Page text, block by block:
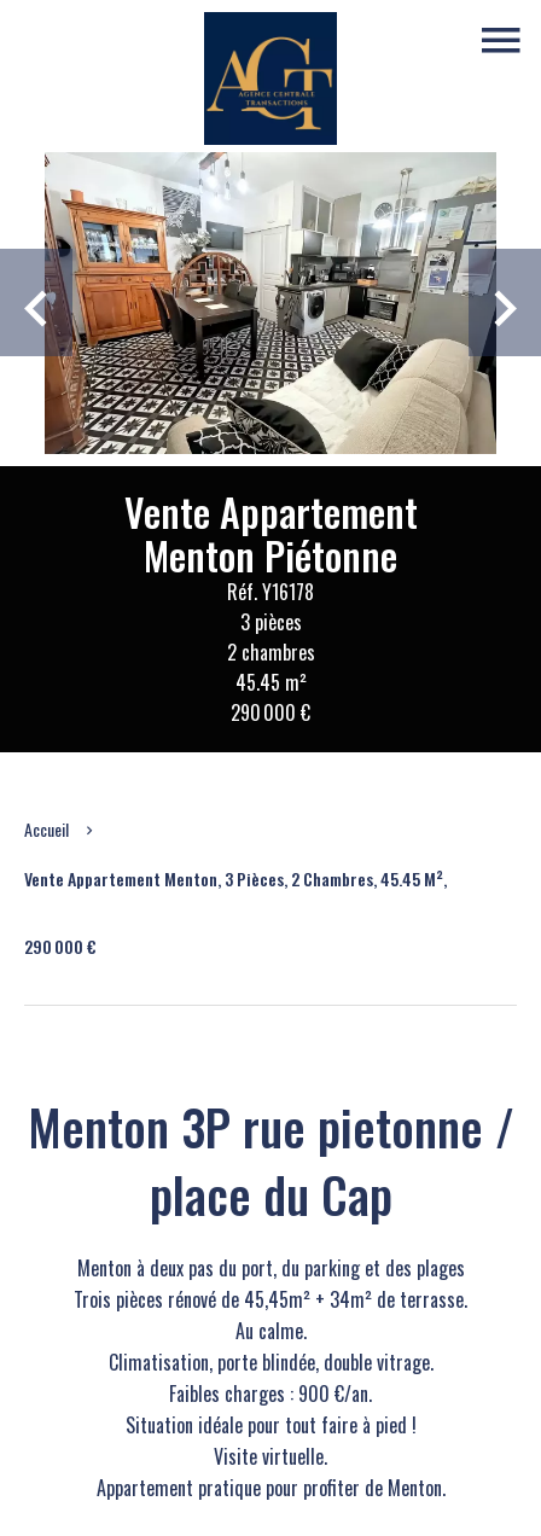
Vente Appartement
Menton Piétonne
Réf. Y16178
3 pièces
2 chambres
45.45 m²
290 000 €
Accueil
Vente Appartement Menton, 3 Pièces, 2 Chambres, 45.45 M²,
290 000 €
Menton 3P rue pietonne /
place du Cap
Menton à deux pas du port, du parking et des plages
Trois pièces rénové de 45,45m² + 34m² de terrasse.
Au calme.
Climatisation, porte blindée, double vitrage.
Faibles charges : 900 €/an.
Situation idéale pour tout faire à pied !
Visite virtuelle.
Appartement pratique pour profiter de Menton.